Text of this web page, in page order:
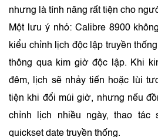
nhưng là tính năng rất tiện cho
Một lưu ý nhỏ: Calibre 8900
kiểu chỉnh lịch độc lập truyền
thông qua kim giờ độc lập. Khi
đêm, lịch sẽ nhảy tiến hoặc lùi
tiện khi đổi múi giờ, nhưng nếu
chỉnh lịch nhiều ngày, thao tác
quickset date truyền thống.